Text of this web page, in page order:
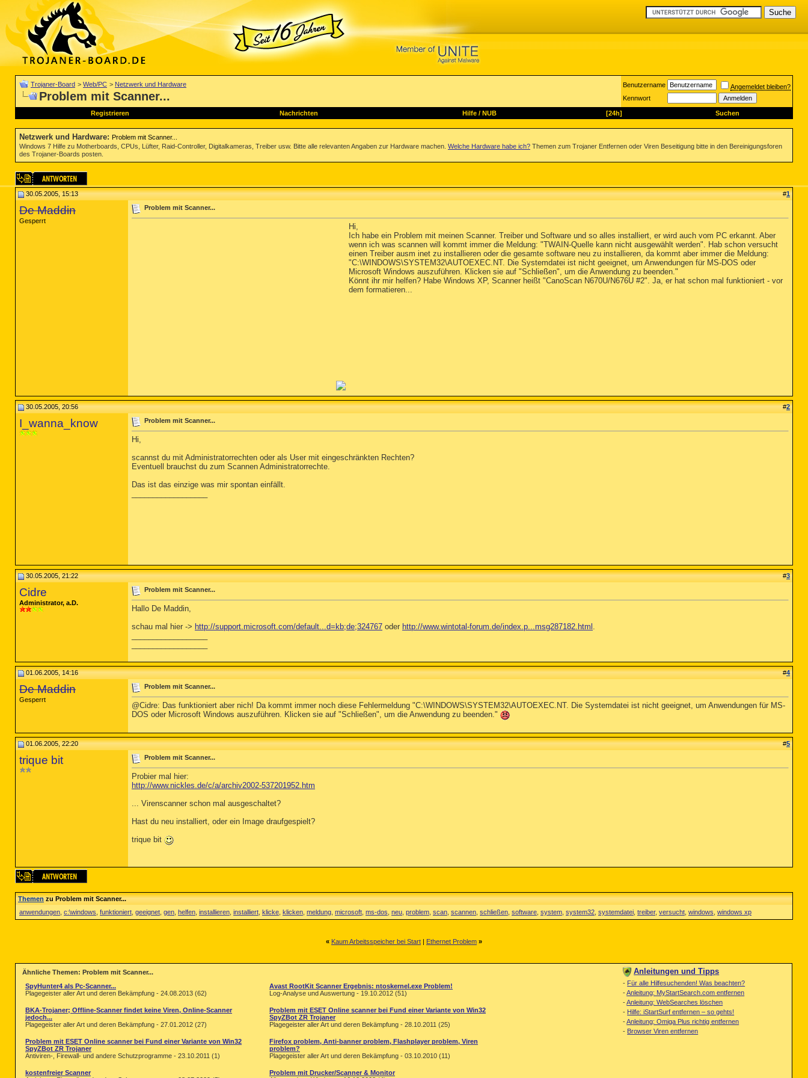
Trojaner-Board > Web/PC > Netzwerk und Hardware
Problem mit Scanner...
Benutzername
Angemeldet bleiben?
Kennwort
Registrieren Nachrichten Hilfe/ NUB [24h] Suchen
Netzwerk und Hardware: Problem mit Scanner...
Windows 7 Hilfe zu Motherboards, CPUs, Lüfter, Raid-Controller, Digitalkameras, Treiber usw. Bitte alle relevanten Angaben zur Hardware machen. Welche Hardware habe ich? Themen zum Trojaner Entfernen oder Viren Beseitigung bitte in den Bereinigungsforen
des Trojaner-Boards posten.
30.05.2005, 15:13 #1
De Maddin
Gesperrt
Problem mit Scanner...
Hi,
Ich habe ein Problem mit meinen Scanner. Treiber und Software und so alles installiert, er wird auch vom PC erkannt. Aber
wenn ich was scannen will kommt immer die Meldung: "TWAIN-Quelle kann nicht ausgewählt werden". Hab schon versucht
einen Treiber ausm inet zu installieren oder die gesamte software neu zu installieren, da kommt aber immer die Meldung:
"C:\WINDOWS\SYSTEM32\AUTOEXEC.NT. Die Systemdatei ist nicht geeignet, um Anwendungen für MS-DOS oder
Microsoft Windows auszuführen. Klicken sie auf "Schließen", um die Anwendung zu beenden."
Könnt ihr mir helfen? Habe Windows XP, Scanner heißt "CanoScan N670U/N676U #2". Ja, er hat schon mal funktioniert - vor
dem formatieren...
30.05.2005, 20:56 #2
I_wanna_know Problem mit Scanner...
Hi,
scannst du mit Administratorrechten oder als User mit eingeschränkten Rechten?
Eventuell brauchst du zum Scannen Administratorrechte.
Das ist das einzige was mir spontan einfällt.
30.05.2005, 21:22 #3
Cidre
Administrator, a.D.
Problem mit Scanner...
Hallo De Maddin,
schau mal hier -> http://support.microsoft.com/default...d=kb;de;324767 oder http://www.wintotal-forum.de/index.p...msg287182.html .
01.06.2005, 14:16 #4
De Maddin
Gesperrt
Problem mit Scanner...
@Cidre: Das funktioniert aber nich! Da kommt immer noch diese Fehlermeldung "C:\WINDOWS\SYSTEM32\AUTOEXEC.NT. Die Systemdatei ist nicht geeignet, um Anwendungen für MS-
DOS oder Microsoft Windows auszuführen. Klicken sie auf "Schließen", um die Anwendung zu beenden."
01.06.2005, 22:20 #5
trique bit Problem mit Scanner...
Probier mal hier:
http://www.nickles.de/c/a/archiv2002-537201952.htm
... Virenscanner schon mal ausgeschaltet?
Hast du neu installiert, oder ein Image draufgespielt?
trique bit
Themenzu Problem mit Scanner...
anwendungen c:\windows funktioniert geeignet gen helfen installieren installiert klicke klicken meldung microsoft ms-dos neu problem scan scannen schließen software system system32 systemdatei treiber, versucht windows windows xp
« Kaum Arbeitsspeicher bei Start | Ethernet Problem »
Ähnliche Themen: Problem mit Scanner...
SpyHunter4 als Pc-Scanner...
Plagegeister aller Art und deren Bekämpfung - 24.08.2013 (62)
Avast RootKit Scanner Ergebnis: ntoskernel.exe Problem!
Log-Analyse und Auswertung - 19.10.2012 (51)
BKA-Trojaner; Offline-Scanner findet keine Viren, Online-Scanner
jedoch...
Plagegeister aller Art und deren Bekämpfung - 27.01.2012 (27)
Problem mit ESET Online scanner bei Fund einer Variante von Win32
SpyZBot ZR Trojaner
Plagegeister aller Art und deren Bekämpfung - 28.10.2011 (25)
Problem mit ESET Online scanner bei Fund einer Variante von Win32
SpyZBot ZR Trojaner
Antiviren-, Firewall- und andere Schutzprogramme - 23.10.2011 (1)
Firefox problem, Anti-banner problem, Flashplayer problem, Viren
problem?
Plagegeister aller Art und deren Bekämpfung - 03.10.2010 (11)
kostenfreier Scanner
Problem mit Drucker/Scanner & Monitor
Anleitungen und Tipps
- Für alle Hilfesuchenden! Was beachten?
-Anleitung: MyStartSearch.com entfernen
-Anleitung: WebSearches löschen
- Hilfe: iStartSurf entfernen – so gehts!
-Anleitung: Omiga Plus richtig entfernen
- Browser Viren entfernen